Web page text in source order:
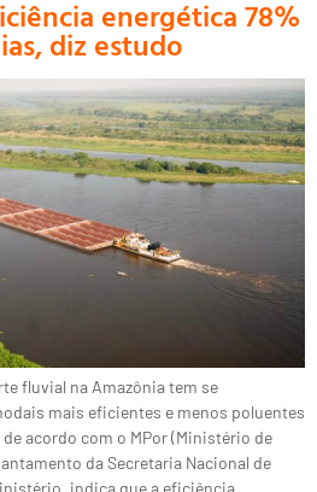
energética 78%
diz estudo
fluvial na Amazônia tem se
mais eficientes e menos poluentes
acordo com o MPor (Ministério de
da Secretaria Nacional de